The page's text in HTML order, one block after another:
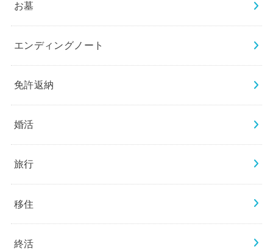
お墓
エンディングノート
免許返納
婚活
旅行
移住
終活